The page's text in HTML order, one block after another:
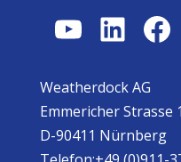
YouTube
Weatherdock AG
Emmericher Strasse
D-90411 Nürnberg